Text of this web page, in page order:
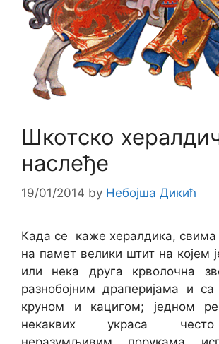
Шкотско
наслеђе
19/01/2014 by Небојша Дикић
Када се каже хералдика, свима
на памет велики штит на којем
или нека друга крволочна
разнобојним драперијама и
круном и кацигом; једном
некаквих украса